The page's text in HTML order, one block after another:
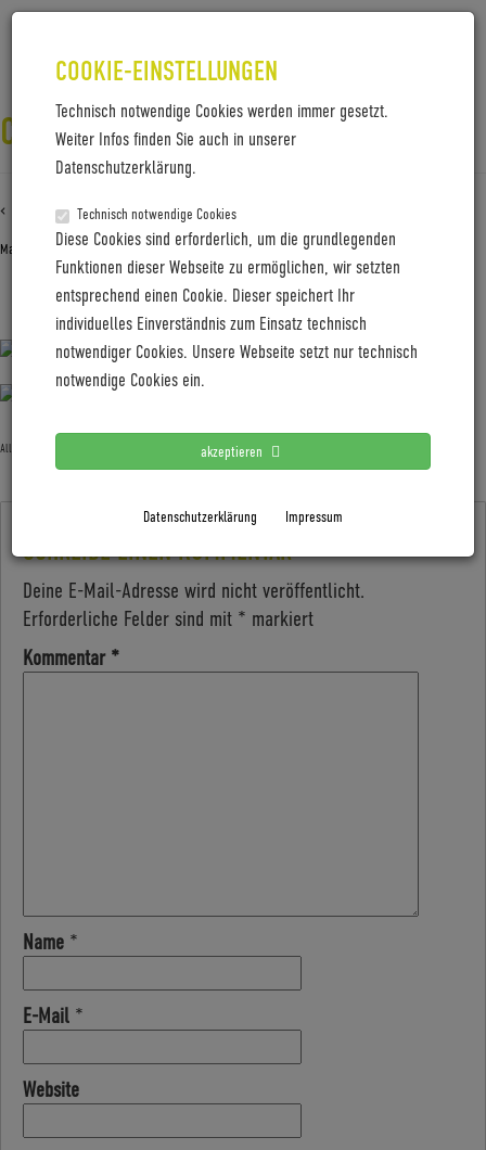
COOKIE-EINSTELLUNGEN
Technisch notwendige Cookies werden immer gesetzt.
Weiter Infos finden Sie auch in unserer
Datenschutzerklärung.
Technisch notwendige Cookies
Diese Cookies sind erforderlich, um die grundlegenden
Funktionen dieser Webseite zu ermöglichen, wir setzten
entsprechend einen Cookie. Dieser speichert Ihr
individuelles Einverständnis zum Einsatz technisch
notwendiger Cookies. Unsere Webseite setzt nur technisch
notwendige Cookies ein.
akzeptieren
Datenschutzerklärung Impressum
COBOC_BROOKLYN-X_08
‹ Zurück zuCoboc_Brooklyn-X_08
Mai 27, 2021 Gabi Jung — No Comments
Coboc_Brooklyn-X_08
Allgemein
SCHREIBE EINEN KOMMENTAR
Deine E-Mail-Adresse wird nicht veröffentlicht.
Erforderliche Felder sind mit * markiert
Kommentar *
Name *
E-Mail *
Website